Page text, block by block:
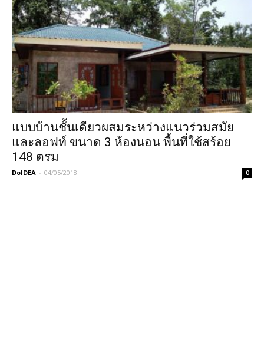
แบบบ้านชั้นเดียวผสมระหว่างแนวร่วมสมัย
และลอฟท์ ขนาด 3 ห้องนอน พื้นที่ใช้สร้อย
148 ตรม
DoIDEA - 04/05/2018 0